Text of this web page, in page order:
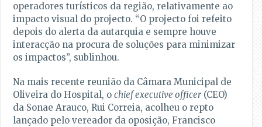
operadores turísticos da região, relativamente ao
impacto visual do projecto. “O projecto foi refeito
depois do alerta da autarquia e sempre houve
interacção na procura de soluções para minimizar
os impactos”, sublinhou.
Na mais recente reunião da Câmara Municipal de
Oliveira do Hospital, ochief executive officer(CEO)
da Sonae Arauco, Rui Correia, acolheu o repto
lançado pelo vereador da oposição, Francisco